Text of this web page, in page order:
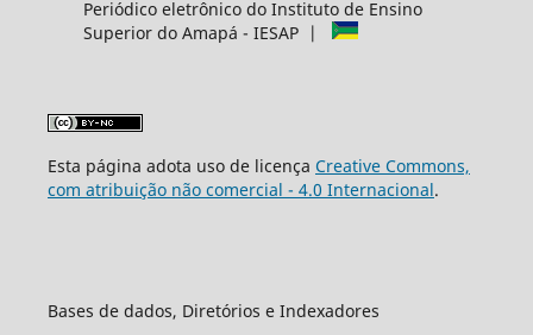
Periódico eletrônico do Instituto de Ensino
Superior do Amapá - IESAP |
Esta página adota uso de licença Creative Commons,
com atribuição não comercial - 4.0 Internacional.
Bases de dados, Diretórios e Indexadores